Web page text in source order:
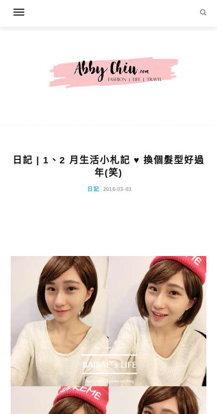
日記 | 1、2 月生活小札記 ♥ 換個髮型好過
年(笑)
日記 2016-03-03